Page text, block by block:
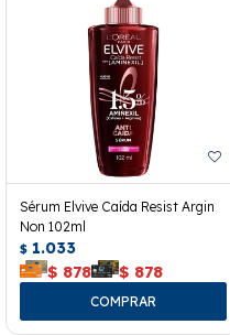
Sérum Elvive Caída Resist Argin
Non 102ml
$ 1.033
$ 878 $ 878